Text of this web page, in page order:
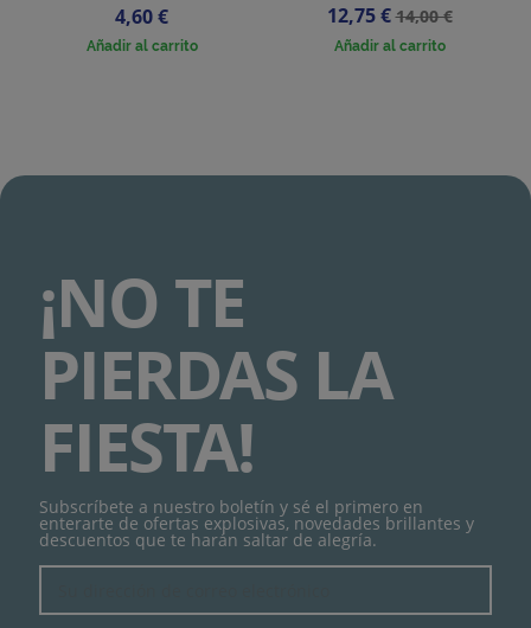
Precio
4,60 €
Añadir al carrito
Precio
12,75 €Precio
base
14,00 €
Añadir al carrito
¡NO TE
PIERDAS LA
FIESTA!
Subscríbete a nuestro boletín y sé el primero en
enterarte de ofertas explosivas, novedades brillantes y
descuentos que te harán saltar de alegría.